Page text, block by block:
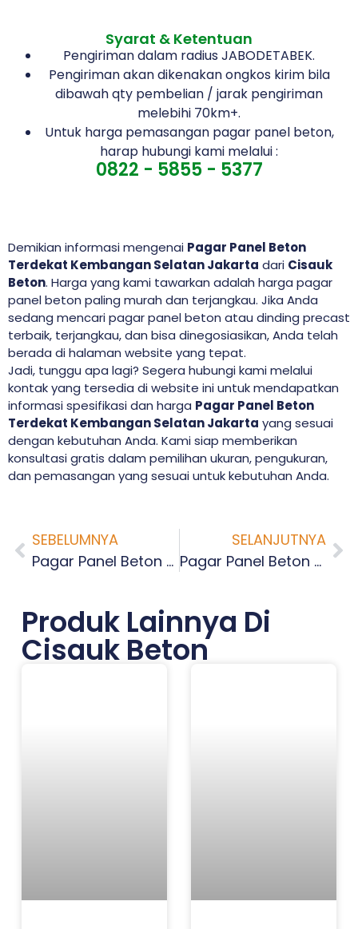
Syarat & Ketentuan
Pengiriman dalam radius JABODETABEK.
Pengiriman akan dikenakan ongkos kirim bila
dibawah qty pembelian / jarak pengiriman
melebihi 70km+.
Untuk harga pemasangan pagar panel beton,
harap hubungi kami melalui :
0822 - 5855 - 5377
Demikian informasi mengenai Pagar Panel Beton
Terdekat Kembangan Selatan Jakarta dari Cisauk
Beton. Harga yang kami tawarkan adalah harga pagar
panel beton paling murah dan terjangkau. Jika Anda
sedang mencari pagar panel beton atau dinding precast
terbaik, terjangkau, dan bisa dinegosiasikan, Anda telah
berada di halaman website yang tepat.
Jadi, tunggu apa lagi? Segera hubungi kami melalui
kontak yang tersedia di website ini untuk mendapatkan
informasi spesifikasi dan harga Pagar Panel Beton
Terdekat Kembangan Selatan Jakarta yang sesuai
dengan kebutuhan Anda. Kami siap memberikan
konsultasi gratis dalam pemilihan ukuran, pengukuran,
dan pemasangan yang sesuai untuk kebutuhan Anda.
SEBELUMNYA
Pagar Panel Beton Terdekat Joglo Jakarta
SELANJUTNYA
Pagar Panel Beton Terdekat Kembangan Utara Jakarta
Produk Lainnya Di
Cisauk Beton